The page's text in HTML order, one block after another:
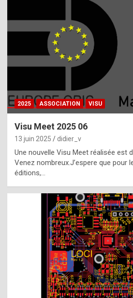
h
a
t
t
e
b
e
s
t
p
h
o
2025 ASSOCIATION VISU
Visu Meet 2025 06
13 juin 2025 didier_v
Une nouvelle Visu Meet réalisée est
Venez nombreux.J’espere que pour
éditions,…